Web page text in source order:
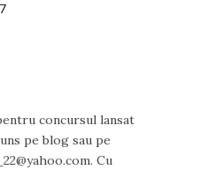
concursul lansat
pe blog sau pe
Cu